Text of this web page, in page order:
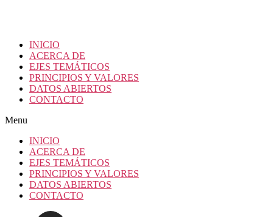
INICIO
ACERCA DE
EJES TEMÁTICOS
PRINCIPIOS Y VALORES
DATOS ABIERTOS
CONTACTO
Menu
INICIO
ACERCA DE
EJES TEMÁTICOS
PRINCIPIOS Y VALORES
DATOS ABIERTOS
CONTACTO